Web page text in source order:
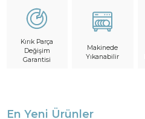
Kırık Parça
Değişim
Garantisi
Makinede
Yıkanabilir
En Yeni Ürünler